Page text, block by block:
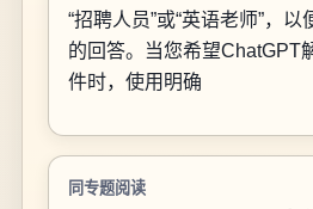
“招聘人员”或“英语老师”，
的回答。当您希望ChatGPT
件时，使用明确
同专题阅读